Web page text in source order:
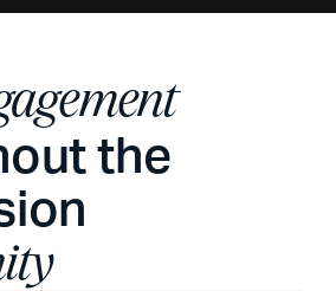
the